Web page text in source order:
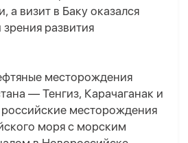
а визит в Баку оказался
развития
месторождения
— Тенгиз, Карачаганак и
месторождения
моря с морским